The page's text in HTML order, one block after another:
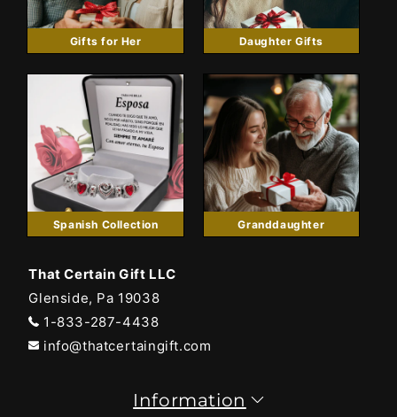
Gifts for Her Daughter Gifts
Spanish Collection Granddaughter
That Certain Gift LLC
Glenside, Pa 19038
1-833-287-4438
info@thatcertaingift.com
Information